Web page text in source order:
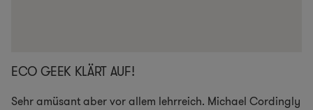
ECO GEEK KLÄRT AUF!
Sehr amüsant aber vor allem lehrreich. Michael Cordingly